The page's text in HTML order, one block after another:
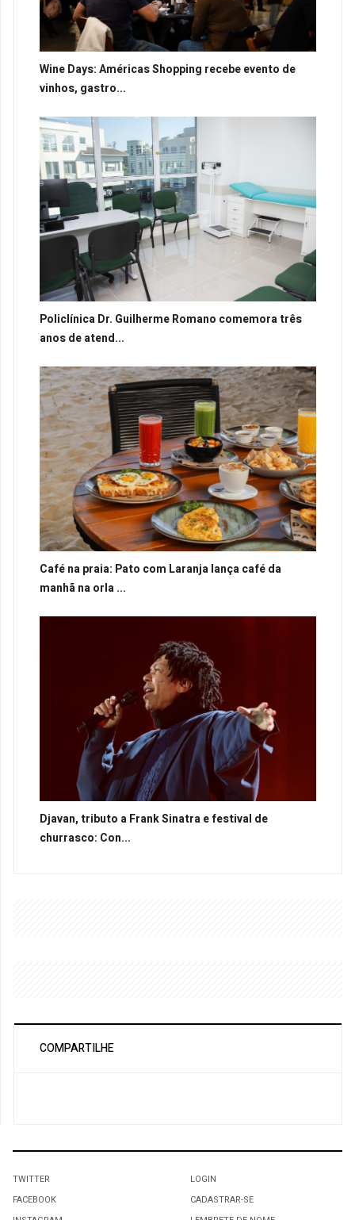
Wine Days: Américas Shopping recebe evento de
vinhos, gastro...
Policlínica Dr. Guilherme Romano comemora três
anos de atend...
Café na praia: Pato com Laranja lança café da
manhã na orla ...
Djavan, tributo a Frank Sinatra e festival de
churrasco: Con...
COMPARTILHE
TWITTER
FACEBOOK
LOGIN
CADASTRAR-SE